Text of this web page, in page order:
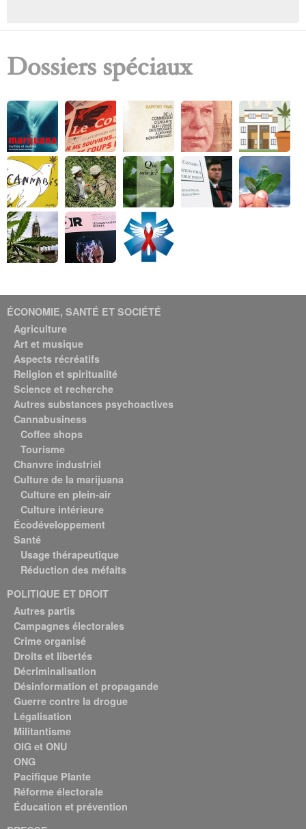
Dossiers spéciaux
ÉCONOMIE, SANTÉ ET SOCIÉTÉ
Agriculture
Art et musique
Aspects récréatifs
Religion et spiritualité
Science et recherche
Autres substances psychoactives
Cannabusiness
Coffee shops
Tourisme
Chanvre industriel
Culture de la marijuana
Culture en plein-air
Culture intérieure
Écodéveloppement
Santé
Usage thérapeutique
Réduction des méfaits
POLITIQUE ET DROIT
Autres partis
Campagnes électorales
Crime organisé
Droits et libertés
Décriminalisation
Désinformation et propagande
Guerre contre la drogue
Légalisation
Militantisme
OIG et ONU
ONG
Pacifique Plante
Réforme électorale
Éducation et prévention